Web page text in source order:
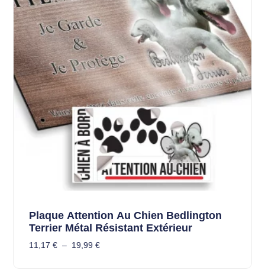
Plaque Attention Au Chien Bedlington
Terrier Métal Résistant Extérieur
11,17 € – 19,99 €